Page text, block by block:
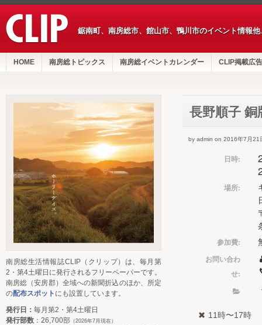
鋸南町、南房総市、館山市、鴨川市のイベント情報
HOME 南房総トピックス 南房総イベントカレンダー CLIP掲載広告
長野順子 銅
by admin on 2016年7月21
日時:
場所:
参加費:
お問い合わ
せ:
11時〜17時
南房総生活情報誌CLIP（クリップ）は、毎月第
2・第4土曜日に発行されるフリーペーパーです。
南房総（安房郡）全域への新聞折込のほか、所定
の配布スポット にも設置しています。
発行日： 毎月第2・第4土曜日
発行部数 ：26,700部 （2026年7月現在）